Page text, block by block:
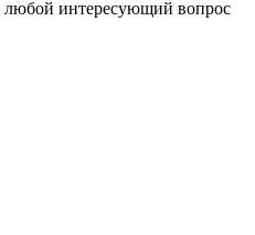
любой интересующий вопрос